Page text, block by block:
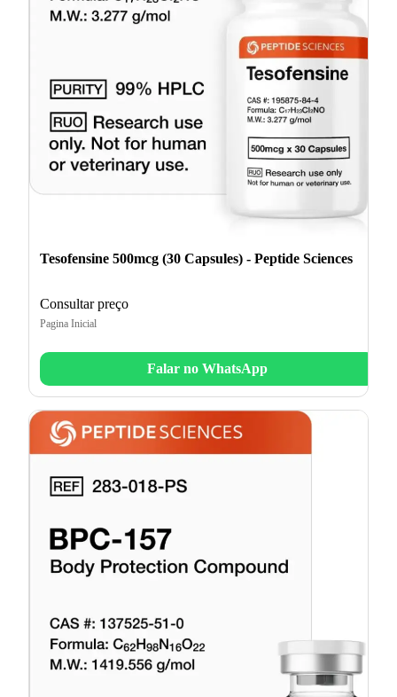
Tesofensine 500mcg (30 Capsules) - Peptide Sciences
Consultar preço
Pagina Inicial
Falar no WhatsApp